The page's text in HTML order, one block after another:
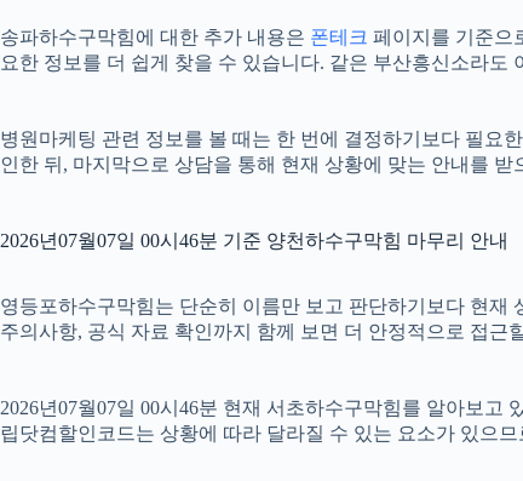
송파하수구막힘에 대한 추가 내용은 폰테크 페이지를 기준으
요한 정보를 더 쉽게 찾을 수 있습니다. 같은 부산흥신소라
병원마케팅 관련 정보를 볼 때는 한 번에 결정하기보다 필요
인한 뒤, 마지막으로 상담을 통해 현재 상황에 맞는 안내를
2026년07월07일 00시46분 기준 양천하수구막힘 마무리 안내
영등포하수구막힘는 단순히 이름만 보고 판단하기보다 현재
주의사항, 공식 자료 확인까지 함께 보면 더 안정적으로 접
2026년07월07일 00시46분 현재 서초하수구막힘를 알아보
립닷컴할인코드는 상황에 따라 달라질 수 있는 요소가 있으